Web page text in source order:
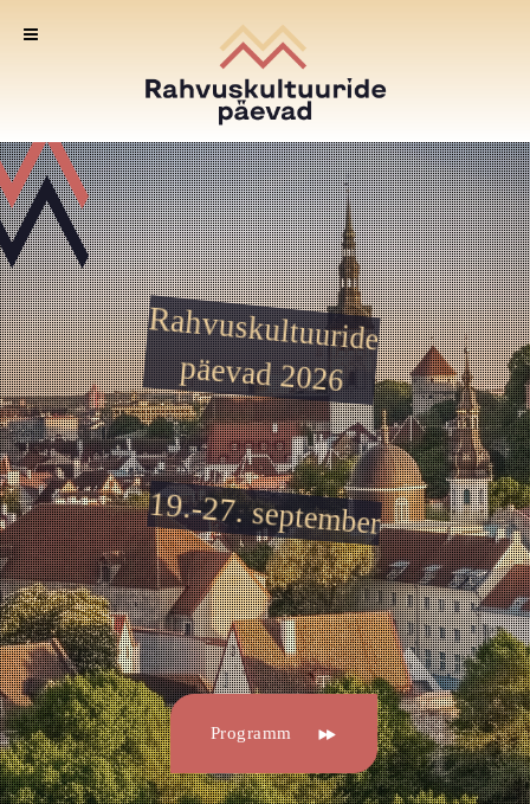
19.-27. september
Rahvuskultuuride
päevad 2026
Programm